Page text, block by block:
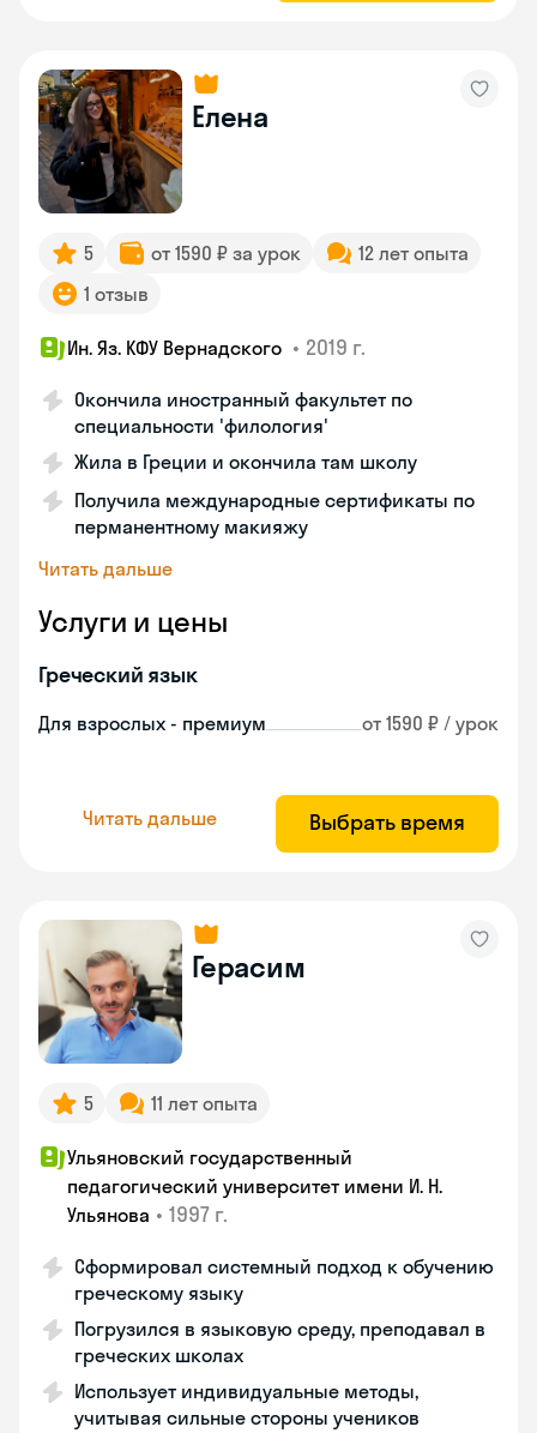
Елена
5 от 1590 ₽ за урок
12 лет опыта
1 отзыв
Ин. Яз. КФУ Вернадского • 2019 г.
Окончила иностранный факультет по
специальности 'филология'
Жила в Греции и окончила там школу
Получила международные сертификаты по
перманентному макияжу
Читать дальше
Услуги и цены
Греческий язык
Для взрослых - премиум от 1590 ₽ / урок
Читать дальше Выбрать время
Герасим
5 11 лет опыта
Ульяновский государственный
педагогический университет имени И. Н.
Ульянова • 1997 г.
Сформировал системный подход к обучению
греческому языку
Погрузился в языковую среду, преподавал в
греческих школах
Использует индивидуальные методы,
учитывая сильные стороны учеников